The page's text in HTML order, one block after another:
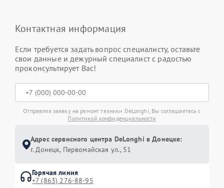
Контактная информация
Если требуется задать вопрос специалисту, оставьте
свои данные и дежурный специалист с радостью
проконсультирует Вас!
Отправляя заявку на ремонт техники DeLonghi, Вы соглашаетесь с
Политикой конфиденциальности
Адрес сервисного центра DeLonghi в Донецке:
г. Донецк, Первомайская ул., 51
Горячая линия
+7 (863) 276-88-95